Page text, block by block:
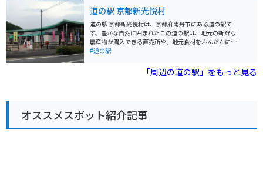
充実しており、ツーリングの休憩場所としても最適で
す。バイクスタンドも設置されています。 また、道の駅
の隣には「丹波ワインハウス」があり、地元産のワイン
の試飲や購入も楽しめます。 【おすすめポイント】 * 地
元産の新鮮な野菜や果物が購入できる * 丹波ワインの試
道の駅 京都新光悦村
道の駅 京都新光悦村は、京都府南丹市にある道の駅で
す。豊かな自然に囲まれたこの道の駅は、地元の新鮮な
農産物が購入できる直売所や、地元食材をふんだんに使
った料理が楽しめるレストランが人気です。 特に、丹波
ツなども販売されています。また、周辺には、紅葉の名
所として知られる高雄や、清滝川沿いの美しい景色が楽
を楽しみながらツーリングするのもおすすめです。
#道の駅
「周辺の道の駅」をもっと見る
オススメスポット紹介記事